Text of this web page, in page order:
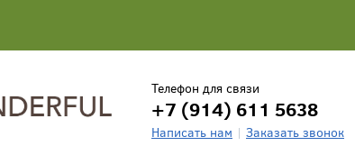
Телефон для связи
+7 (914) 611 5638
Написать нам Заказать звонок